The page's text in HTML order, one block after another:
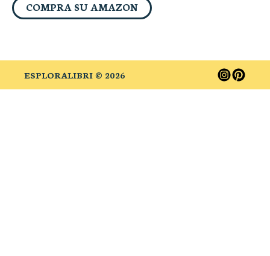
COMPRA SU AMAZON
ESPLORALIBRI © 2026